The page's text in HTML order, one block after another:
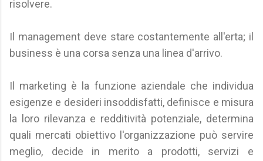
risolvere.
Il management deve stare costantemente all'erta; il
business è una corsa senza una linea d'arrivo.
Il marketing è la funzione aziendale che individua
esigenze e desideri insoddisfatti, definisce e misura
la loro rilevanza e redditività potenziale, determina
quali mercati obiettivo l'organizzazione può servire
meglio, decide in merito a prodotti, servizi e